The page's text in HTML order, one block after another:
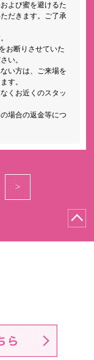
よび蜜を避けるた
だきます。ご了承
お断りさせていた
い。
い方は、ご来場を
す。
くお近くのスタッ
場合の返金等につ
>